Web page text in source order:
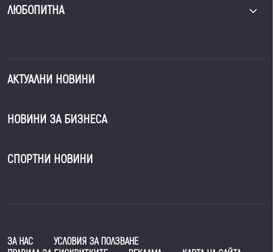
ЛЮБОПИТНА
АКТУАЛНИ НОВИНИ
НОВИНИ ЗА БИЗНЕСА
СПОРТНИ НОВИНИ
ЗА НАС
УСЛОВИЯ ЗА ПОЛЗВАНЕ